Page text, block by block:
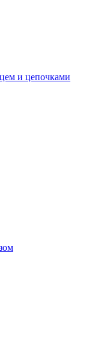
и цепочками